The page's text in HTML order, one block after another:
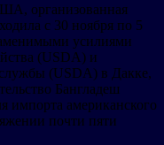
организованная
с 30 ноября по 5
усилиями
(USDA) и
(USDA) в Дакке,
Бангладеш
импорта американского
почти пяти